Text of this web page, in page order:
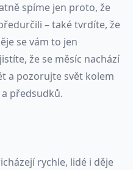
spíme jen proto, že
– také tvrdíte, že
se vám to jen
že se měsíc nachází
a pozorujte svět kolem
předsudků.
rychle, lidé i děje